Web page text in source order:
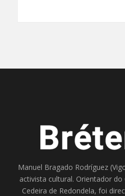
Manuel Bragado Rodríguez
activista cultural. Orientador do
Cedeira de Redondela, foi